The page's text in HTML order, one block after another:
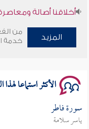
أخلاقنا أصالة ومعاصرة
وأمنهم من خوف 9
المزيد
من
خدمة
الأكثر استماعا
سورة فاطر
ياسر سلامة